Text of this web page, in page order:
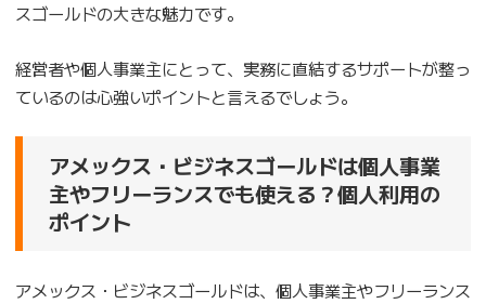
スゴールドの大きな魅力です。
経営者や個人事業主にとって、実務に直結するサポートが整っ
ているのは心強いポイントと言えるでしょう。
アメックス・ビジネスゴールドは個人事業
主やフリーランスでも使える？個人利用の
ポイント
アメックス・ビジネスゴールドは、個人事業主やフリーランス